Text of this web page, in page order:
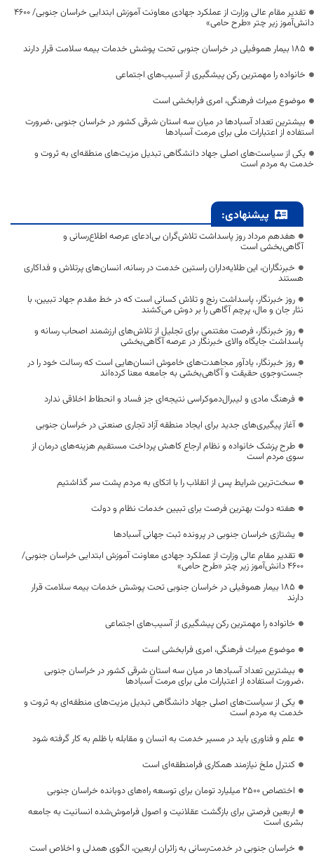
تقدیر مقام عالی وزارت از عملکرد جهادی معاونت آموزش ابتدایی خراسان جنوبی/ ۴۶۰۰
دانش‌آموز زیر چتر «طرح حامی»
۱۸۵ بیمار هموفیلی در خراسان جنوبی تحت پوشش خدمات بیمه سلامت قرار دارند
خانواده را مهمترین رکن پیشگیری از آسیب‌های اجتماعی
موضوع میراث فرهنگی، امری فرابخشی است
بیشترین تعداد آسبادها در میان سه استان شرقی کشور در خراسان جنوبی ،ضرورت
استفاده از اعتبارات ملی برای مرمت آسبادها
یکی از سیاست‌های اصلی جهاد دانشگاهی تبدیل مزیت‌های منطقه‌ای به ثروت و
خدمت به مردم است
پیشنهادی:
هفدهم مرداد روز پاسداشت تلاش‌گران بی‌ادعای عرصه اطلاع‌رسانی و
آگاهی‌بخشی است
خبرنگاران، این طلایه‌داران راستین خدمت در رسانه، انسان‌های پرتلاش و فداکاری
هستند
روز خبرنگار، پاسداشت رنج و تلاش کسانی است که در خط مقدم جهاد تبیین، با
نثار جان و مال، پرچم آگاهی را بر دوش می‌کشند
روز خبرنگار، فرصت مغتنمی برای تجلیل از تلاش‌های ارزشمند اصحاب رسانه و
پاسداشت جایگاه والای خبرنگار در عرصه آگاهی‌بخشی
روز خبرنگار، یادآور مجاهدت‌های خاموش انسان‌هایی است که رسالت خود را در
جست‌وجوی حقیقت و آگاهی‌بخشی به جامعه معنا کرده‌اند
فرهنگ مادی و لیبرال‌دموکراسی نتیجه‌ای جز فساد و انحطاط اخلاقی ندارد
آغاز پیگیری‌های جدید برای ایجاد منطقه آزاد تجاری صنعتی در خراسان جنوبی
طرح پزشک خانواده و نظام ارجاع کاهش پرداخت مستقیم هزینه‌های درمان از
سوی مردم است
سخت‌ترین شرایط پس از انقلاب را با اتکای به مردم پشت سر گذاشتیم
هفته دولت بهترین فرصت برای تبیین خدمات نظام و دولت
یشتازی خراسان جنوبی در پرونده ثبت جهانی آسبادها
تقدیر مقام عالی وزارت از عملکرد جهادی معاونت آموزش ابتدایی خراسان جنوبی/
۴۶۰۰ دانش‌آموز زیر چتر «طرح حامی»
۱۸۵ بیمار هموفیلی در خراسان جنوبی تحت پوشش خدمات بیمه سلامت قرار
دارند
خانواده را مهمترین رکن پیشگیری از آسیب‌های اجتماعی
موضوع میراث فرهنگی، امری فرابخشی است
بیشترین تعداد آسبادها در میان سه استان شرقی کشور در خراسان جنوبی
،ضرورت استفاده از اعتبارات ملی برای مرمت آسبادها
یکی از سیاست‌های اصلی جهاد دانشگاهی تبدیل مزیت‌های منطقه‌ای به ثروت و
خدمت به مردم است
علم و فناوری باید در مسیر خدمت به انسان و مقابله با ظلم به کار گرفته شود
کنترل ملخ نیازمند همکاری فرامنطقه‌ای است
اختصاص 2500 میلیارد تومان برای توسعه راه‌های دوبانده خراسان جنوبی
اربعین فرصتی برای بازگشت عقلانیت و اصول فراموش‌شده انسانیت به جامعه
بشری است
خراسان جنوبی در خدمت‌رسانی به زائران اربعین، الگوی همدلی و اخلاص است